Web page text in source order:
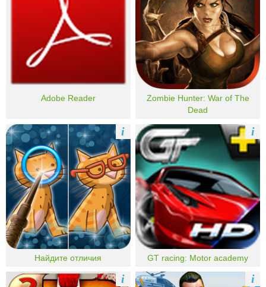
Adobe Reader
Zombie Hunter: War of The
Dead
Найдите отличия
i
GT racing: Motor academy
i
i i